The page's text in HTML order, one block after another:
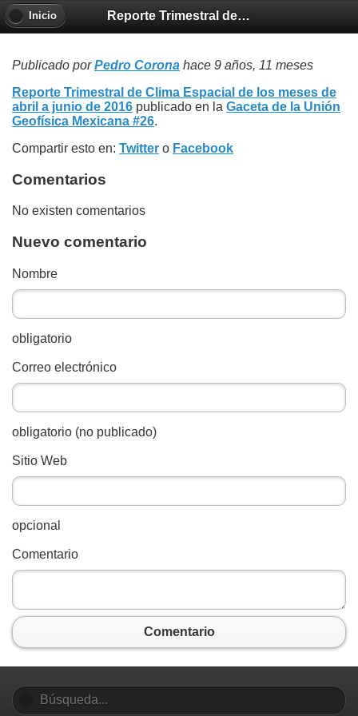
Reporte Trimestral de Clima Espcial 201609
Inicio
Publicado porPedro Corona hace 9 años, 11 meses
Reporte Trimestral de Clima Espacial de los meses de
abril a junio de 2016 publicado en la Gaceta de la Unión
Geofísica Mexicana #26.
Compartir esto en: Twitter o Facebook
Comentarios
No existen comentarios
Nuevo comentario
Nombre
obligatorio
Correo electrónico
obligatorio (no publicado)
Sitio Web
opcional
Comentario
Comentario